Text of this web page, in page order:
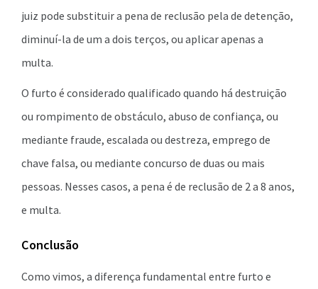
juiz pode substituir a pena de reclusão pela de detenção,
diminuí-la de um a dois terços, ou aplicar apenas a
multa.
O furto é considerado qualificado quando há destruição
ou rompimento de obstáculo, abuso de confiança, ou
mediante fraude, escalada ou destreza, emprego de
chave falsa, ou mediante concurso de duas ou mais
pessoas. Nesses casos, a pena é de reclusão de 2 a 8 anos,
e multa.
Conclusão
Como vimos, a diferença fundamental entre furto e